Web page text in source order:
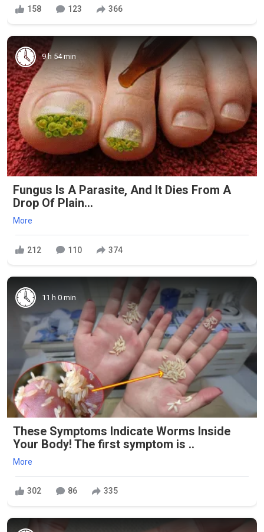
158 123 366
9 h 54 min
Fungus Is A Parasite, And It Dies From A
Drop Of Plain...
More
212 110 374
11 h 0 min
These Symptoms Indicate Worms Inside
Your Body! The first symptom is ..
More
302 86 335